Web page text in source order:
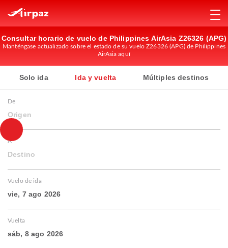
Consultar horario de vuelo de Philippines AirAsia Z26326 (APG)
Manténgase actualizado sobre el estado de su vuelo Z26326 (APG) de Philippines
AirAsia aquí
Solo ida Ida y vuelta Múltiples destinos
De
Origen
A
Destino
Vuelo de ida
vie, 7 ago 2026
Vuelta
sáb, 8 ago 2026